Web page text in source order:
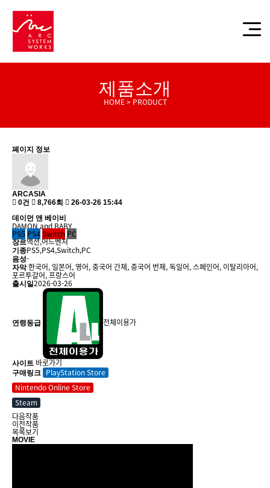
제품소개
HOME > PRODUCT
페이지 정보
ARCASIA
0건
8,766회
26-03-26 15:44
데이먼 앤 베이비
DAMON and BABY
PS5 PS4Switch PC
장르액션,어드벤처
기종PS5,PS4,Switch,PC
음성-
자막한국어, 일본어, 영어, 중국어 간체, 중국어 번체, 독일어, 스페인어, 이탈리아어,
포르투갈어, 프랑스어
출시일2026-03-26
연령등급 전체이용가
사이트 바로가기
구매링크
PlayStation Store
Nintendo Online Store
Steam
다음작품
이전작품
목록보기
MOVIE